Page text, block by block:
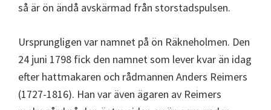
så är ön ändå avskärmad från storstadspulsen.
Ursprungligen var namnet på ön Räkneholmen. Den
24 juni 1798 fick den namnet som lever kvar än idag
efter hattmakaren och rådmannen Anders Reimers
(1727-1816). Han var även ägaren av Reimers